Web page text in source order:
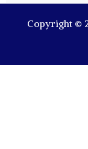
Copyright ©